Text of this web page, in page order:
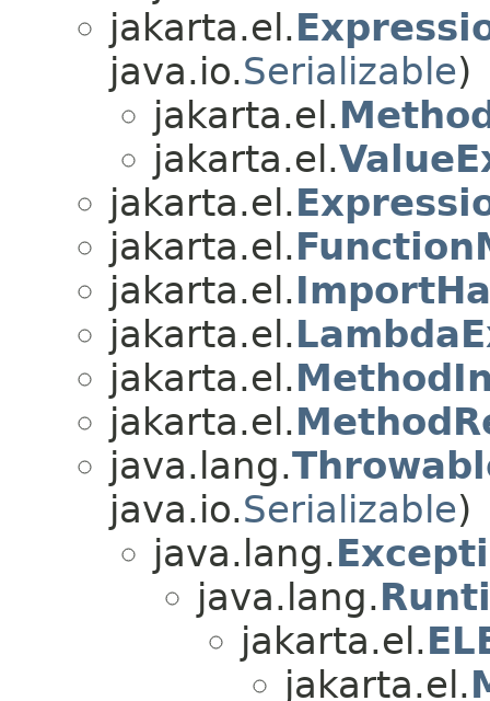
jakarta.el.
java.io.Serializable)
jakarta.el.
jakarta.el.
jakarta.el.
jakarta.el.
jakarta.el.
jakarta.el.
jakarta.el.
jakarta.el.
java.lang.
java.io.Serializable)
java.lang.
java.lang.
jakarta.el.
jakarta.el.